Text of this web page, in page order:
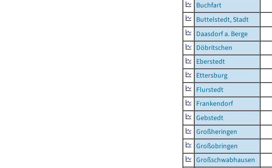
Buchfart
Buttelstedt, Stadt
Daasdorf a. Berge
Döbritschen
Eberstedt
Ettersburg
Flurstedt
Frankendorf
Gebstedt
Großheringen
Großobringen
Großschwabhausen